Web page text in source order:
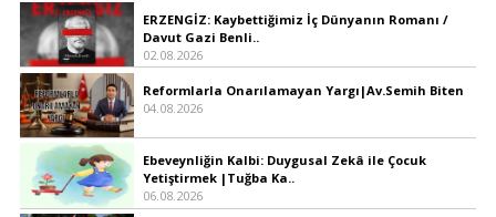
ERZENGİZ: Kaybettiğimiz İç Dünyanın Romanı /
Davut Gazi Benli..
02.08.2026
Reformlarla Onarılamayan Yargı|Av.Semih Biten
04.08.2026
Ebeveynliğin Kalbi: Duygusal Zekâ ile Çocuk
Yetiştirmek |Tuğba Ka..
06.08.2026